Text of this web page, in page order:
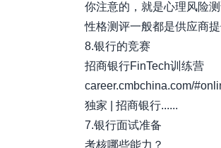
你注意的，就是心理风险
性格测评一般都是供应商
8.银行的竞赛
招商银行FinTech训练营
career.cmbchina.com/
独家 | 招商银行......
7.银行面试准备
考核哪些能力？